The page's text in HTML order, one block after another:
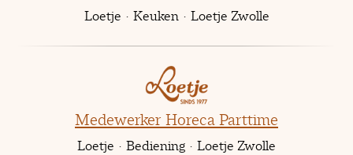
Loetje · Keuken · Loetje Zwolle
Medewerker Horeca Parttime
Loetje · Bediening · Loetje Zwolle